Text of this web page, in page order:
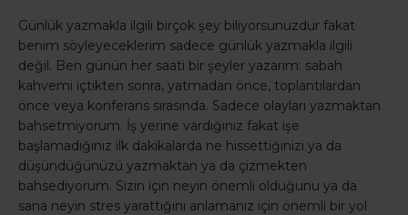
Günlük yazmakla ilgili birçok şey biliyorsunuzdur fakat
benim söyleyeceklerim sadece günlük yazmakla ilgili
değil. Ben günün her saati bir şeyler yazarım: sabah
kahvemi içtikten sonra, yatmadan önce, toplantılardan
önce veya konferans sırasında. Sadece olayları yazmaktan
bahsetmiyorum. İş yerine vardığınız fakat işe
başlamadığınız ilk dakikalarda ne hissettiğinizi ya da
düşündüğünüzü yazmaktan ya da çizmekten
bahsediyorum. Sizin için neyin önemli olduğunu ya da
sana neyin stres yarattığını anlamanız için önemli bir yol